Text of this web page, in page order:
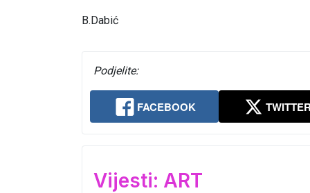
B.Dabić
Podjelite:
FACEBOOK
Vijesti: ART